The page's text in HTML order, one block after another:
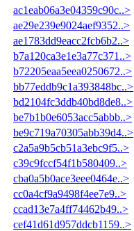
ac1eab06a3e04359c90c..>
ae29e239e9024aef9352..>
ae1783dd9eacc2fcb6b2..>
b7a120ca3e1e3a77c371..>
b72205eaa5eea0250672..>
bb77eddb9c1a393848bc..>
bd2104fc3ddb40bd8de8..>
be7b1b0e6053acc5abbb..>
be9c719a70305abb39d4..>
c2a5a9b5cb51a3ebc9f5..>
c39c9fccf54f1b580409..>
cba0a5b0ace3eee0464e..>
cc0a4cf9a9498f4ee7e9..>
ccad13e7a4ff74462b49..>
cef41d61d957ddcb1159..>